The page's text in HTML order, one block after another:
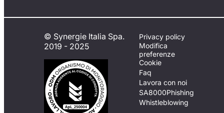
© Synergie Italia Spa.
2019 - 2025
Privacy policy
Modifica
preferenze
Cookie
Faq
Lavora con noi
SA8000Phishing
Whistleblowing